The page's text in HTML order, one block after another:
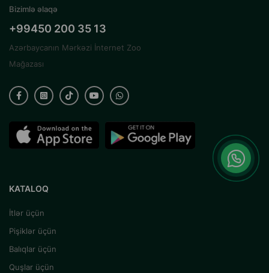
Bizimlə əlaqə
+99450 200 35 13
Azərbaycanın Mərkəzi İnternet Zoo
Mağazası
KATALOQ
İtlər üçün
Pişiklər üçün
Balıqlar üçün
Quşlar üçün